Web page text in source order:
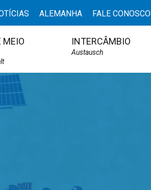
ALEMANHA FALE CONOSCO
MEIO
INTERCÂMBIO
Austausch